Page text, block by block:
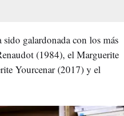
sido galardonada con los más
(1984), el Marguerite
Yourcenar (2017) y el